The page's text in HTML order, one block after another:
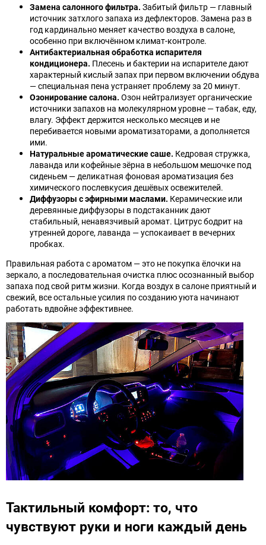
Замена салонного фильтра. Забитый фильтр — главный
источник затхлого запаха из дефлекторов. Замена раз в
год кардинально меняет качество воздуха в салоне,
особенно при включённом климат-контроле.
Антибактериальная обработка испарителя
кондиционера. Плесень и бактерии на испарителе дают
характерный кислый запах при первом включении обдува
— специальная пена устраняет проблему за 20 минут.
Озонирование салона. Озон нейтрализует органические
источники запахов на молекулярном уровне — табак, еду,
влагу. Эффект держится несколько месяцев и не
перебивается новыми ароматизаторами, а дополняется
ими.
Натуральные ароматические саше. Кедровая стружка,
лаванда или кофейные зёрна в небольшом мешочке под
сиденьем — деликатная фоновая ароматизация без
химического послевкусия дешёвых освежителей.
Диффузоры с эфирными маслами. Керамические или
деревянные диффузоры в подстаканник дают
стабильный, ненавязчивый аромат. Цитрус бодрит на
утренней дороге, лаванда — успокаивает в вечерних
пробках.
Правильная работа с ароматом — это не покупка ёлочки на
зеркало, а последовательная очистка плюс осознанный выбор
запаха под свой ритм жизни. Когда воздух в салоне приятный и
свежий, все остальные усилия по созданию уюта начинают
работать вдвойне эффективнее.
Тактильный комфорт: то, что
чувствуют руки и ноги каждый день